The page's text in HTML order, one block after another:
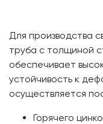
Для производства
труба с толщиной
обеспечивает
устойчивость к
осуществляется
Горячего